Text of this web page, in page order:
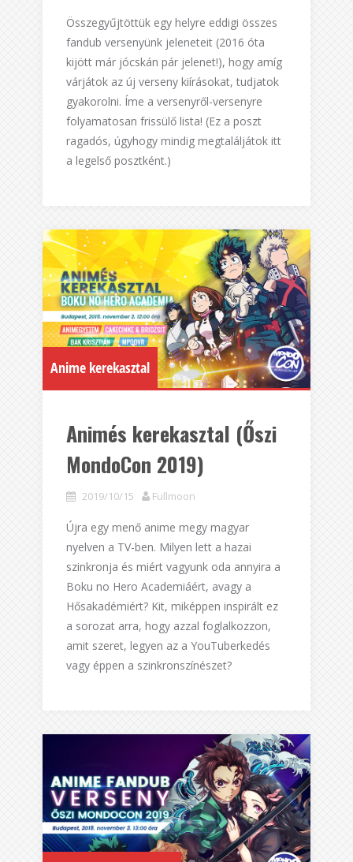
Összegyűjtöttük egy helyre eddigi összes
fandub versenyünk jeleneteit (2016 óta
kijött már jócskán pár jelenet!), hogy amíg
várjátok az új verseny kiírásokat, tudjatok
gyakorolni. Íme a versenyről-versenyre
folyamatosan frissülő lista! (Ez a poszt
ragadós, úgyhogy mindig megtaláljátok itt
a legelső posztként.)
Anime kerekasztal
Animés kerekasztal (Őszi
MondoCon 2019)
2019/10/15 Fullmoon
Újra egy menő anime megy magyar
nyelven a TV-ben. Milyen lett a hazai
szinkronja és miért vagyunk oda annyira a
Boku no Hero Academiáért, avagy a
Hősakadémiért? Kit, miképpen inspirált ez
a sorozat arra, hogy azzal foglalkozzon,
amit szeret, legyen az a YouTuberkedés
vagy éppen a szinkronszínészet?